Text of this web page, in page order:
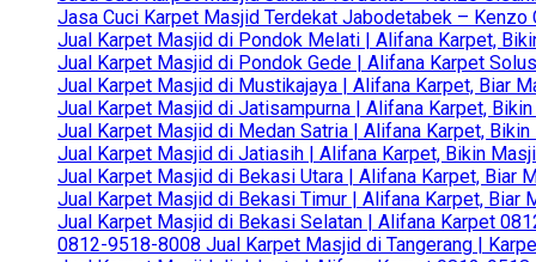
Jasa Cuci Karpet Masjid Terdekat Jabodetabek –
Jual Karpet Masjid di Pondok Melati | Alifana Karpet,
Jual Karpet Masjid di Pondok Gede | Alifana Karpet
Jual Karpet Masjid di Mustikajaya | Alifana Karpet, Biar
Jual Karpet Masjid di Jatisampurna | Alifana Karpet,
Jual Karpet Masjid di Medan Satria | Alifana Karpet,
Jual Karpet Masjid di Jatiasih | Alifana Karpet, Bikin
Jual Karpet Masjid di Bekasi Utara | Alifana Karpet, Biar
Jual Karpet Masjid di Bekasi Timur | Alifana Karpet, Biar
Jual Karpet Masjid di Bekasi Selatan | Alifana Karpet
0812-9518-8008 Jual Karpet Masjid di Tangerang |